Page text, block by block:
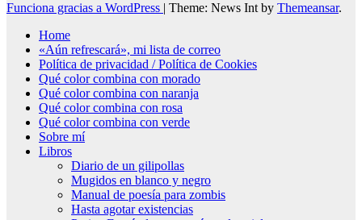
Funciona gracias a WordPress | Theme: News Int by Themeansar.
Home
«Aún refrescará», mi lista de correo
Política de privacidad / Política de Cookies
Qué color combina con morado
Qué color combina con naranja
Qué color combina con rosa
Qué color combina con verde
Sobre mí
Libros
Diario de un gilipollas
Mugidos en blanco y negro
Manual de poesía para zombis
Hasta agotar existencias